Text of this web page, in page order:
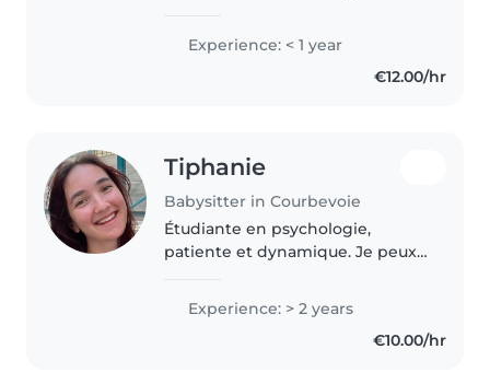
sitting pour garder vos enfants
en toute sécurité.
Experience: < 1 year
€12.00/hr
Tiphanie
Babysitter in Courbevoie
Étudiante en psychologie,
patiente et dynamique. Je peux
confiance grâce à mes
expériences. Deux ans de
bénévolat, d'aide aux devoirs,
Experience: > 2 years
€10.00/hr